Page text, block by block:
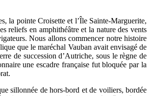
la pointe Croisette et l’Île Sainte-Marguerite,
reliefs en amphithéâtre et la nature des vents
Nous allons commencer notre histoire
que le maréchal Vauban avait envisagé de
de succession d’Autriche, sous le règne de
une escadre française fut bloquée par la
sillonnée de hors-bord et de voiliers, bordée